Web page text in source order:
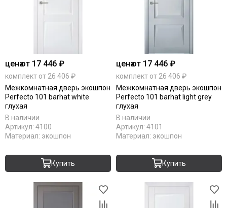
ценаот 17 446 ₽
комплект от 26 406 ₽
Межкомнатная дверь экошпон
Perfecto 101 barhat white
глухая
В наличии
Артикул: 4100
Материал: экошпон
Купить
ценаот 17 446 ₽
комплект от 26 406 ₽
Межкомнатная дверь экошпон
Perfecto 101 barhat light grey
глухая
В наличии
Артикул: 4101
Материал: экошпон
Купить